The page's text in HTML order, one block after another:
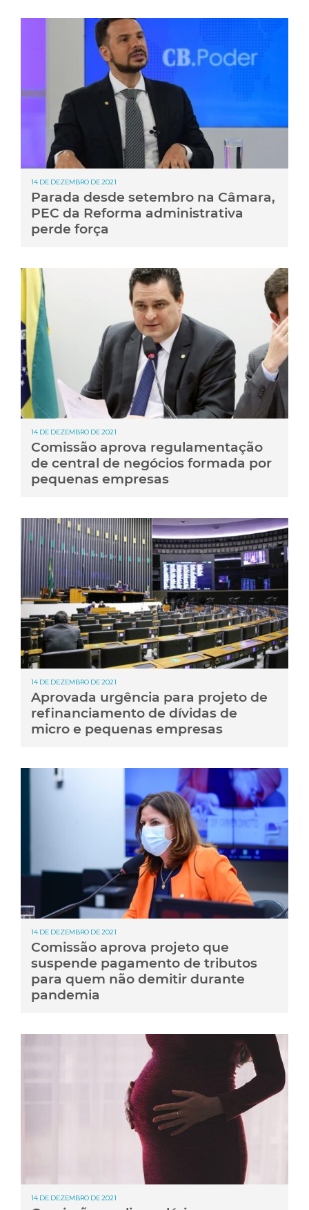
14 DE DEZEMBRO DE 2021
Parada desde setembro na Câmara,
PEC da Reforma administrativa
perde força
14 DE DEZEMBRO DE 2021
Comissão aprova regulamentação
de central de negócios formada por
pequenas empresas
14 DE DEZEMBRO DE 2021
Aprovada urgência para projeto de
refinanciamento de dívidas de
micro e pequenas empresas
14 DE DEZEMBRO DE 2021
Comissão aprova projeto que
suspende pagamento de tributos
para quem não demitir durante
pandemia
14 DE DEZEMBRO DE 2021